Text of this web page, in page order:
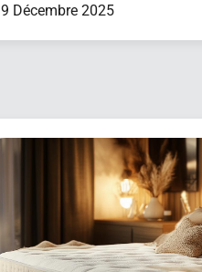
9 Décembre 2025